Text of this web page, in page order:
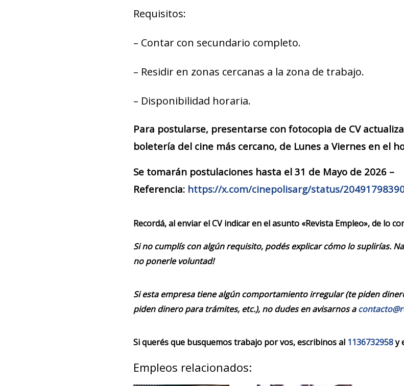
Requisitos:
– Contar con secundario completo.
– Residir en zonas cercanas a la zona de trabajo.
– Disponibilidad horaria.
Para postularse, presentarse con fotocopia de CV
boletería del cine más cercano, de Lunes a Viernes en el
Se tomarán postulaciones hasta el 31 de Mayo de 2026 –
Referencia: https://x.com/cinepolisarg/status/
Recordá, al enviar el CV indicar en el asunto «Revista Empleo», de lo
Si no cumplís con algún requisito, podés explicar cómo lo suplirías.
no ponerle voluntad!
Si esta empresa tiene algún comportamiento irregular (te piden
piden dinero para trámites, etc.), no dudes en avisarnos a
Si querés que busquemos trabajo por vos, escribinos al 1136732958y
Empleos relacionados: